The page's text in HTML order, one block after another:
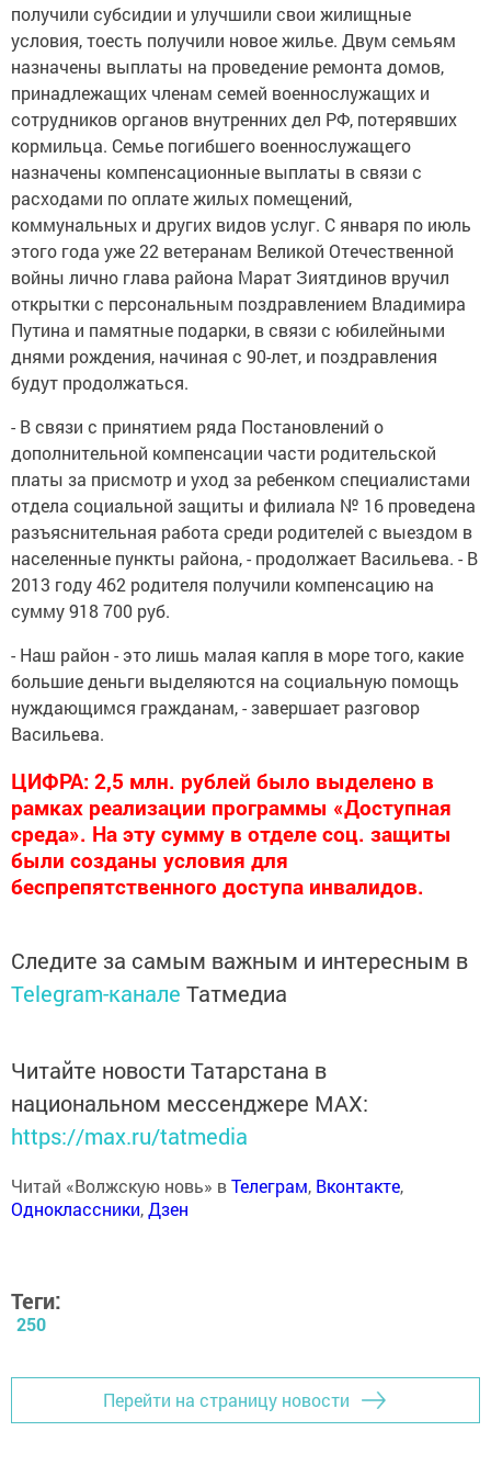
получили субсидии и улучшили свои жилищные
условия, тоесть получили новое жилье. Двум семьям
назначены выплаты на проведение ремонта домов,
принадлежащих членам семей военнослужащих и
сотрудников органов внутренних дел РФ, потерявших
кормильца. Семье погибшего военнослужащего
назначены компенсационные выплаты в связи с
расходами по оплате жилых помещений,
коммунальных и других видов услуг. С января по июль
этого года уже 22 ветеранам Великой Отечественной
войны лично глава района Марат Зиятдинов вручил
открытки с персональным поздравлением Владимира
Путина и памятные подарки, в связи с юбилейными
днями рождения, начиная с 90-лет, и поздравления
будут продолжаться.
- В связи с принятием ряда Постановлений о
дополнительной компенсации части родительской
платы за присмотр и уход за ребенком специалистами
отдела социальной защиты и филиала № 16 проведена
разъяснительная работа среди родителей с выездом в
населенные пункты района, - продолжает Васильева. - В
2013 году 462 родителя получили компенсацию на
сумму 918 700 руб.
- Наш район - это лишь малая капля в море того, какие
большие деньги выделяются на социальную помощь
нуждающимся гражданам, - завершает разговор
Васильева.
ЦИФРА: 2,5 млн. рублей было выделено в
рамках реализации программы «Доступная
среда». На эту сумму в отделе соц. защиты
были созданы условия для
беспрепятственного доступа инвалидов.
Следите за самым важным и интересным в
Telegram-канале Татмедиа
Читайте новости Татарстана в
национальном мессенджере MАХ:
https://max.ru/tatmedia
Читай «Волжскую новь» вТелеграм, Вконтакте,
Одноклассники,Дзен
Теги:
250
Перейти на страницу новости